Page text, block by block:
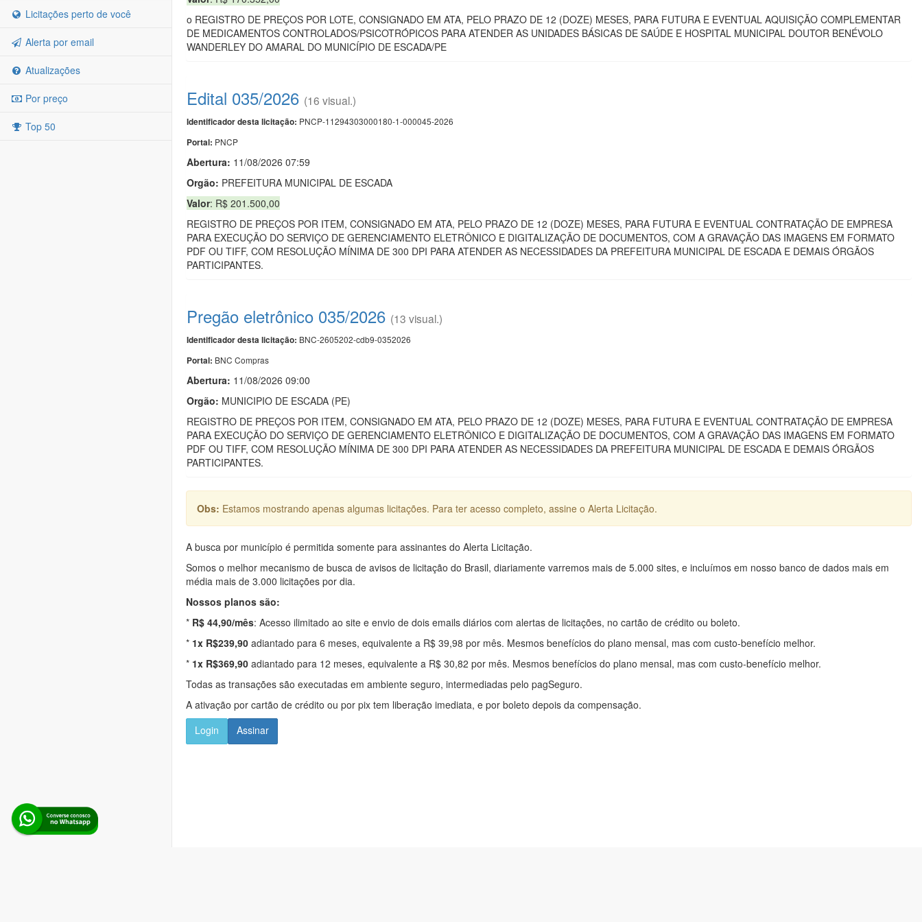
Licitações perto de você
Alerta por email
Atualizações
Por preço
Top 50
o REGISTRO DE PREÇOS POR LOTE, CONSIGNADO EM ATA, PELO PRAZO DE 12 (DOZE) MESES, PARA FUTURA E EVENTUAL AQUISIÇÃO COMPLEMENTAR
DE MEDICAMENTOS CONTROLADOS/PSICOTRÓPICOS PARA ATENDER AS UNIDADES BÁSICAS DE SAÚDE E HOSPITAL MUNICIPAL DOUTOR BENÉVOLO
WANDERLEY DO AMARAL DO MUNICÍPIO DE ESCADA/PE
Edital 035/2026 (16 visual.)
Identificador desta licitação: PNCP-11294303000180-1-000045-2026
Portal: PNCP
Abertura: 11/08/2026 07:59
Orgão: PREFEITURA MUNICIPAL DE ESCADA
Valor: R$ 201.500,00
REGISTRO DE PREÇOS POR ITEM, CONSIGNADO EM ATA, PELO PRAZO DE 12 (DOZE) MESES, PARA FUTURA E EVENTUAL CONTRATAÇÃO DE EMPRESA
PARA EXECUÇÃO DO SERVIÇO DE GERENCIAMENTO ELETRÔNICO E DIGITALIZAÇÃO DE DOCUMENTOS, COM A GRAVAÇÃO DAS IMAGENS EM FORMATO
PDF OU TIFF, COM RESOLUÇÃO MÍNIMA DE 300 DPI PARA ATENDER AS NECESSIDADES DA PREFEITURA MUNICIPAL DE ESCADA E DEMAIS ÓRGÃOS
PARTICIPANTES.
Pregão eletrônico 035/2026 (13 visual.)
Identificador desta licitação: BNC-2605202-cdb9-0352026
Portal: BNC Compras
Abertura: 11/08/2026 09:00
Orgão: MUNICIPIO DE ESCADA (PE)
REGISTRO DE PREÇOS POR ITEM, CONSIGNADO EM ATA, PELO PRAZO DE 12 (DOZE) MESES, PARA FUTURA E EVENTUAL CONTRATAÇÃO DE EMPRESA
PARA EXECUÇÃO DO SERVIÇO DE GERENCIAMENTO ELETRÔNICO E DIGITALIZAÇÃO DE DOCUMENTOS, COM A GRAVAÇÃO DAS IMAGENS EM FORMATO
PDF OU TIFF, COM RESOLUÇÃO MÍNIMA DE 300 DPI PARA ATENDER AS NECESSIDADES DA PREFEITURA MUNICIPAL DE ESCADA E DEMAIS ÓRGÃOS
PARTICIPANTES.
Obs: Estamos mostrando apenas algumas licitações. Para ter acesso completo, assine o Alerta Licitação.
A busca por município é permitida somente para assinantes do Alerta Licitação.
Somos o melhor mecanismo de busca de avisos de licitação do Brasil, diariamente varremos mais de 5.000 sites, e incluímos em nosso banco de dados mais em
média mais de 3.000 licitações por dia.
Nossos planos são:
* R$ 44,90/mês: Acesso ilimitado ao site e envio de dois emails diários com alertas de licitações, no cartão de crédito ou boleto.
* 1x R$239,90 adiantado para 6 meses, equivalente a R$ 39,98 por mês. Mesmos benefícios do plano mensal, mas com custo-benefício melhor.
* 1x R$369,90 adiantado para 12 meses, equivalente a R$ 30,82 por mês. Mesmos benefícios do plano mensal, mas com custo-benefício melhor.
Todas as transações são executadas em ambiente seguro, intermediadas pelo pagSeguro.
A ativação por cartão de crédito ou por pix tem liberação imediata, e por boleto depois da compensação.
Login
Assinar